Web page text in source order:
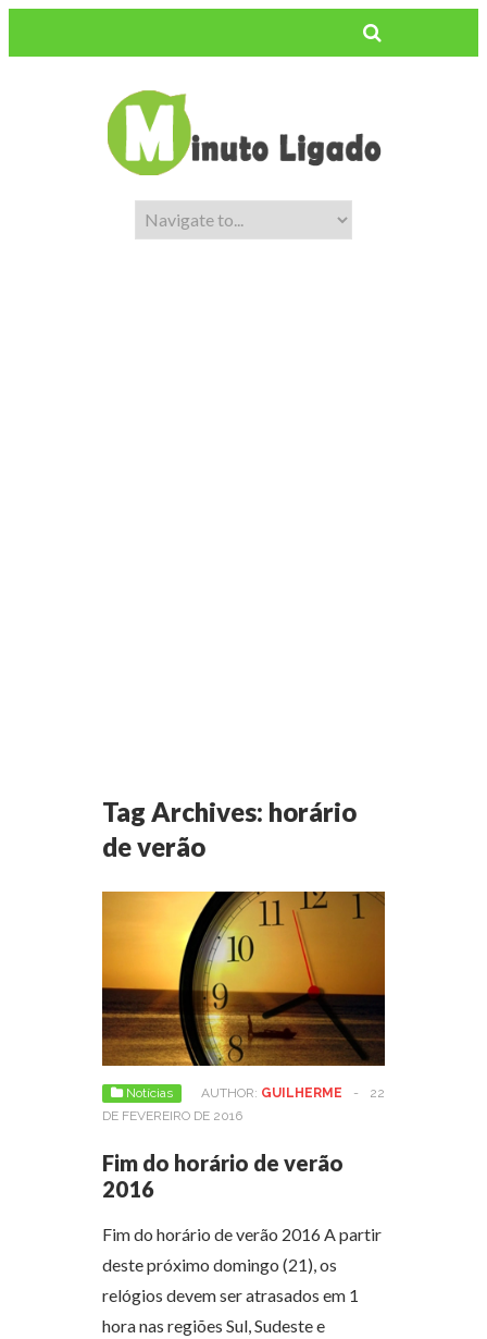
Tag Archives: horário
de verão
Notícias AUTHOR: GUILHERME -
22
DE FEVEREIRO DE 2016
Fim do horário de verão
2016
Fim do horário de verão 2016 A partir
deste próximo domingo (21), os
relógios devem ser atrasados em 1
hora nas regiões Sul, Sudeste e